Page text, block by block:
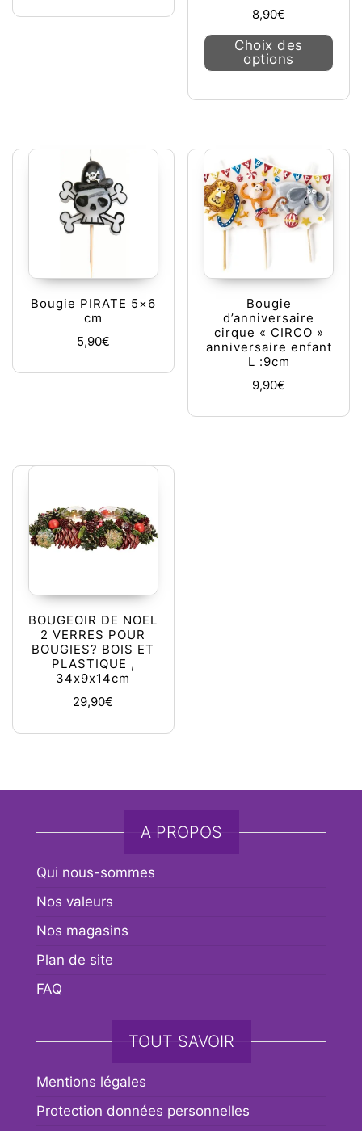
8,90€
Choix des
options
Bougie PIRATE 5×6
cm
5,90€
Bougie
d’anniversaire
cirque « CIRCO »
anniversaire enfant
L :9cm
9,90€
BOUGEOIR DE NOEL
2 VERRES POUR
BOUGIES? BOIS ET
PLASTIQUE ,
34x9x14cm
29,90€
A PROPOS
Qui nous-sommes
Nos valeurs
Nos magasins
Plan de site
FAQ
TOUT SAVOIR
Mentions légales
Protection données personnelles